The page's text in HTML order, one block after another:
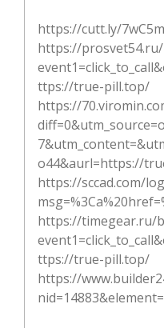
https://cutt.ly/
https://
ttps://true-pill.top/
https://
o44&aurl=https://
https://sccad.com/
https://timegear.ru/
ttps://true-pill.top/
https://